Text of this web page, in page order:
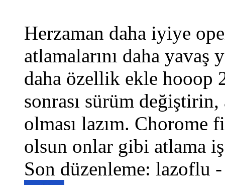
Herzaman daha iyiye
atlamalarını daha
daha özellik ekle
sonrası sürüm
olması lazım. Chorome
olsun onlar gibi atlama
Son düzenleme: lazoflu